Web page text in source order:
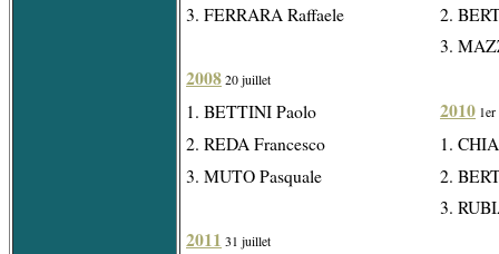
3. FERRARA Raffaele
2008 20 juillet
1. BETTINI Paolo
2. REDA Francesco
3. MUTO Pasquale
2011 31 juillet
2.
3.
2010
1.
2.
3.